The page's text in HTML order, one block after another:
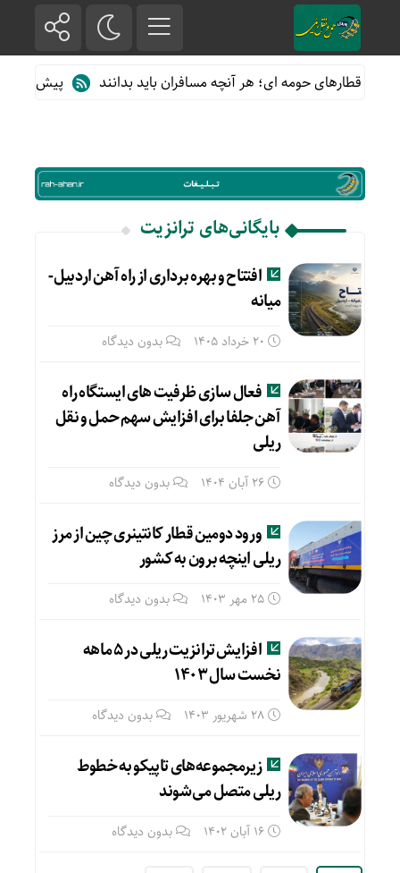
از قطارهای حومه ای؛ هر آنچه مسافران باید بدانند پیش فروش
بایگانی‌های ترانزیت
افتتاح و بهره برداری از راه آهن اردبیل-
میانه
20 خرداد 1405 بدون دیدگاه
فعال سازی ظرفیت های ایستگاه راه
آهن جلفا برای افزایش سهم حمل و نقل
ریلی
26 آبان 1404 بدون دیدگاه
ورود دومین قطار کانتینری چین از مرز
ریلی اینچه برون به کشور
25 مهر 1403 بدون دیدگاه
افزایش ترانزیت ریلی در ۵ ماهه
نخست سال ۱۴۰۳
28 شهریور 1403 بدون دیدگاه
زیرمجموعه‌های تاپیکو به خطوط
ریلی متصل می‌شوند
16 آبان 1402 بدون دیدگاه